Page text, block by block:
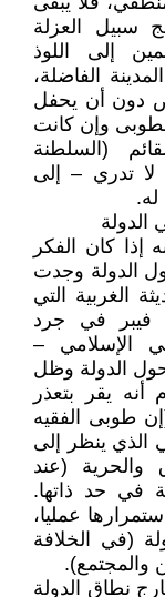
سبيل العزلة
إلى اللوذ
الفاضلة،
دون أن يحفل
وإن كانت
(السلطنة
لا تدري – إلى
له.
الدولة
إذا كان الفكر
الدولة وجدت
الغربية التي
فيبر في جرد
الإسلامي –
الدولة وظل
أنه يقر بتعذر
طوبى الفقيه
الذي ينظر إلى
والحرية (عند
في حد ذاتها.
عمليا،
(في الخلافة
والمجتمع).
نطاق الدولة